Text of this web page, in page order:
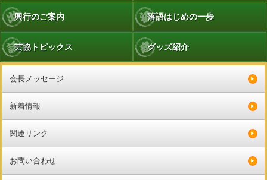
興行のご案内 落語はじめの一歩
芸協トピックス グッズ紹介
会長メッセージ
新着情報
関連リンク
お問い合わせ